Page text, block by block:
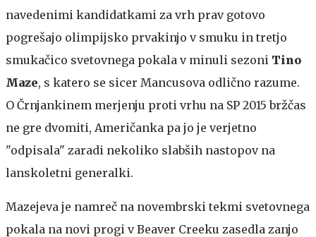
navedenimi kandidatkami za vrh prav gotovo
pogrešajo olimpijsko prvakinjo v smuku in tretjo
smukačico svetovnega pokala v minuli sezoni Tino
Maze, s katero se sicer Mancusova odlično razume.
O Črnjankinem merjenju proti vrhu na SP 2015 bržčas
ne gre dvomiti, Američanka pa jo je verjetno
"odpisala" zaradi nekoliko slabših nastopov na
lanskoletni generalki.
Mazejeva je namreč na novembrski tekmi svetovnega
pokala na novi progi v Beaver Creeku zasedla zanjo